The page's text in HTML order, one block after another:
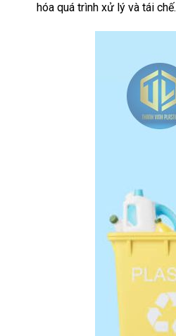
hóa quá trình xử lý và tái chế.